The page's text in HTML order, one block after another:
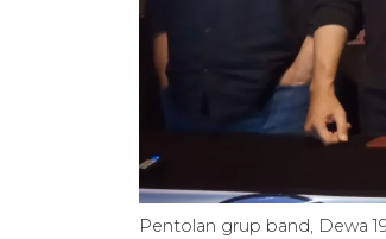
Pentolan grup band, Dewa